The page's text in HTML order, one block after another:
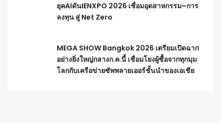
ยุคAIดันIENXPO 2026 เชื่อมอุตสาหกรรม–การ
ลงทุน สู่ Net Zero
MEGA SHOW Bangkok 2026 เตรียมเปิดฉาก
อย่างยิ่งใหญ่กลางก.ค.นี้ เชื่อมโยงผู้ซื้อจากทุกมุม
โลกกับเครือข่ายซัพพลายเออร์ชั้นนำของเอเชีย